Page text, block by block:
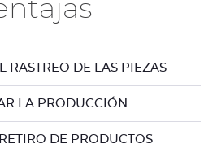
RASTREO DE LAS PIEZAS
LA PRODUCCIÓN
DE PRODUCTOS